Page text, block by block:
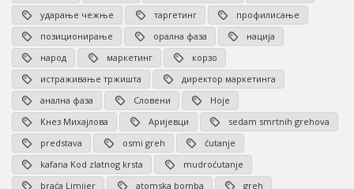
ударање чежње
таргетинг
профилисање
позиционирање
орална фаза
нација
народ
маркетинг
корзо
истраживање тржишта
директор маркетинга
анална фаза
Словени
Ноје
Кнез Михајлова
Аријевци
sedam smrtnih grehova
predstava
osmi greh
ćutanje
kafana Kod zlatnog krsta
mudroćutanje
braća Limijer
atomska bomba
greh